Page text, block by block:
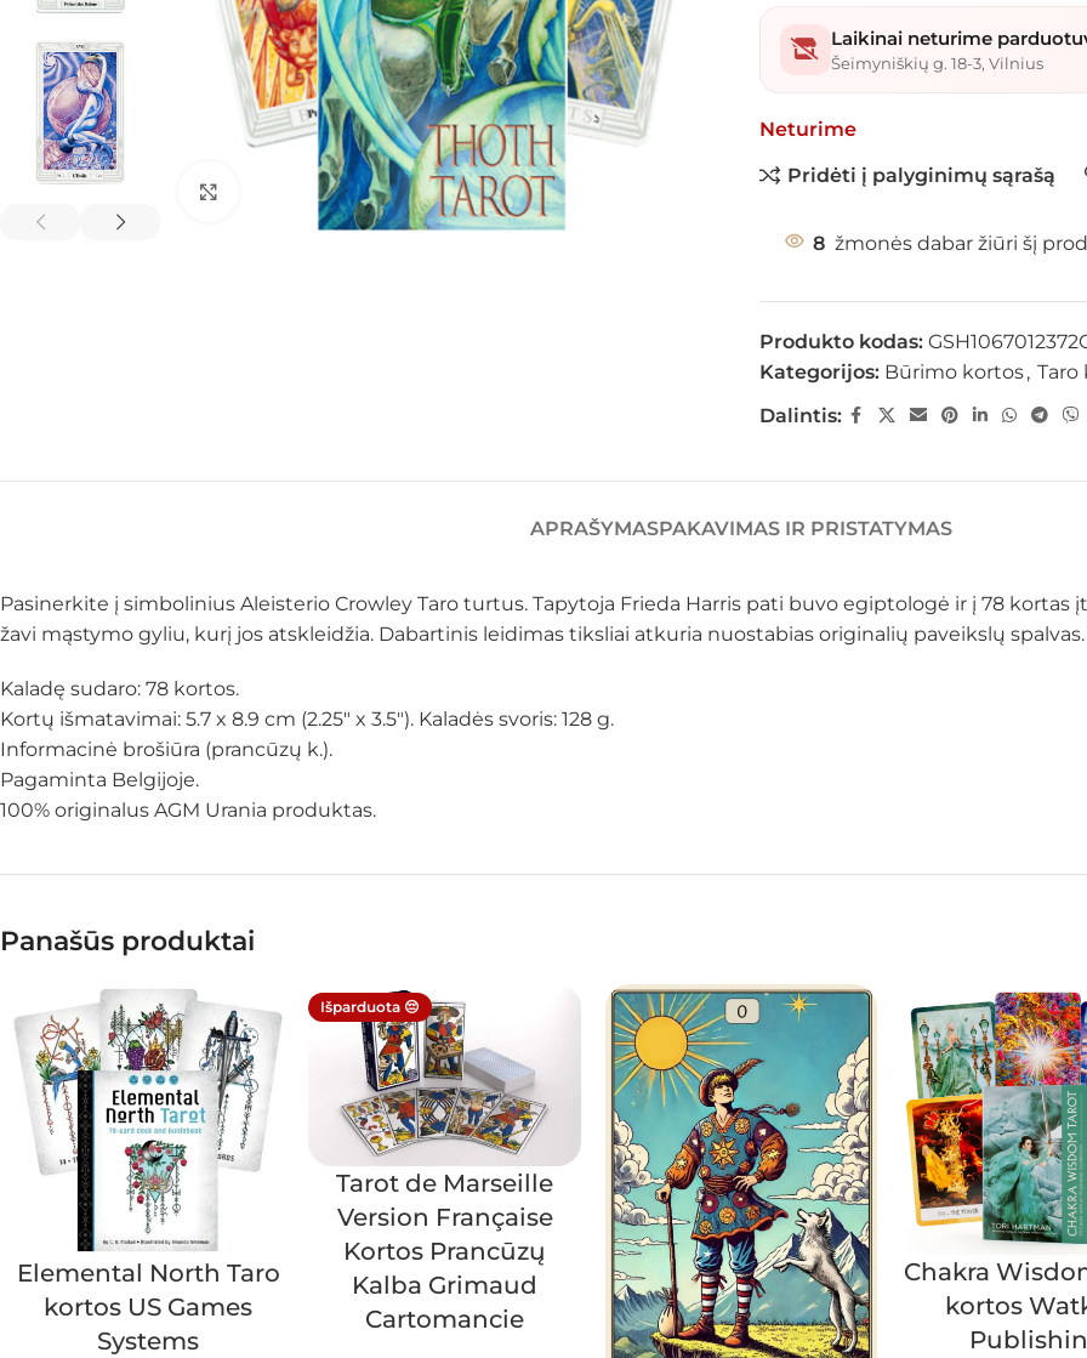
Spustelėkite, kad padidintumėte
Laikinai neturime
Šeimyniškių g. 18-3, Vilnius
Neturime
Pridėti į palyginimų sąrašą
8 žmonės dabar žiūri šį
Produkto kodas:
Kategorijos: Būrimo kortos, Taro
Dalintis:
APRAŠYMASPAKAVIMAS IR PRISTATYMAS
Pasinerkite į simbolinius Aleisterio Crowley Taro turtus. Tapytoja Frieda Harris pati buvo egiptologė ir į 78 kortas
žavi mąstymo gyliu, kurį jos atskleidžia. Dabartinis leidimas tiksliai atkuria nuostabias originalių paveikslų spalvas.
Kaladę sudaro: 78 kortos.
Kortų išmatavimai: 5.7 x 8.9 cm (2.25″ x 3.5″). Kaladės svoris: 128 g.
Informacinė brošiūra (prancūzų k.).
Pagaminta Belgijoje.
100% originalus AGM Urania produktas.
Panašūs produktai
Elemental North Taro
kortos US Games
Systems
Išparduota 😔
Tarot de Marseille
Version Française
Kortos Prancūzų
Kalba Grimaud
Cartomancie
Chakra
kortos